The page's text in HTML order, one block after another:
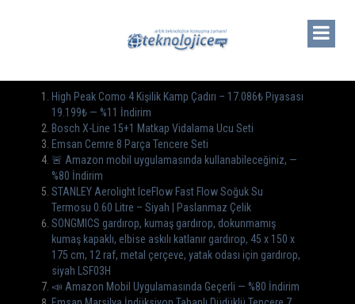
High Peak Como 4 Kişilik Kamp Çadırı – 17.086₺ Piyasası
19.199₺ — %11 İndirim
Bosch X-Line 15+1 Matkap Vidalama Ucu Seti
Emsan Cemre 8 Parça Tencere Seti
🚨 Amazon mobil uygulamasında kullanabileceğiniz, —
%80 İndirim
STANLEY Aerolight IceFlow Fast Flow Soğuk Su
Termosu 0.60 Litre – Siyah | Paslanmaz Çelik
SONGMICS gardırop, kumaş gardırop, dokunmamış
kumaş kapaklı, elbise askılı katlanır gardırop, 45 x 150 x
175 cm, 12 raf, metal çerçeve, yatak odası için gardırop,
siyah LSF03H
📣 Amazon Mobil Uygulamasında Geçerli — %80 İndirim